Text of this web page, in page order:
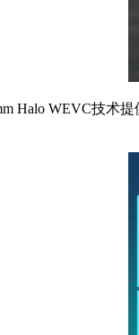
Halo WEVC技